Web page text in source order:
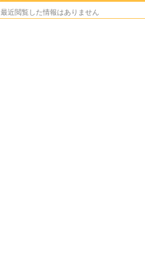
最近閲覧した情報はありません